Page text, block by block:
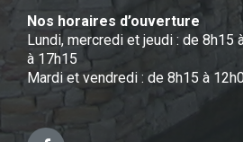
Nos horaires d’ouverture
Lundi, mercredi et jeudi : de 8h15
à 17h15
Mardi et vendredi : de 8h15 à